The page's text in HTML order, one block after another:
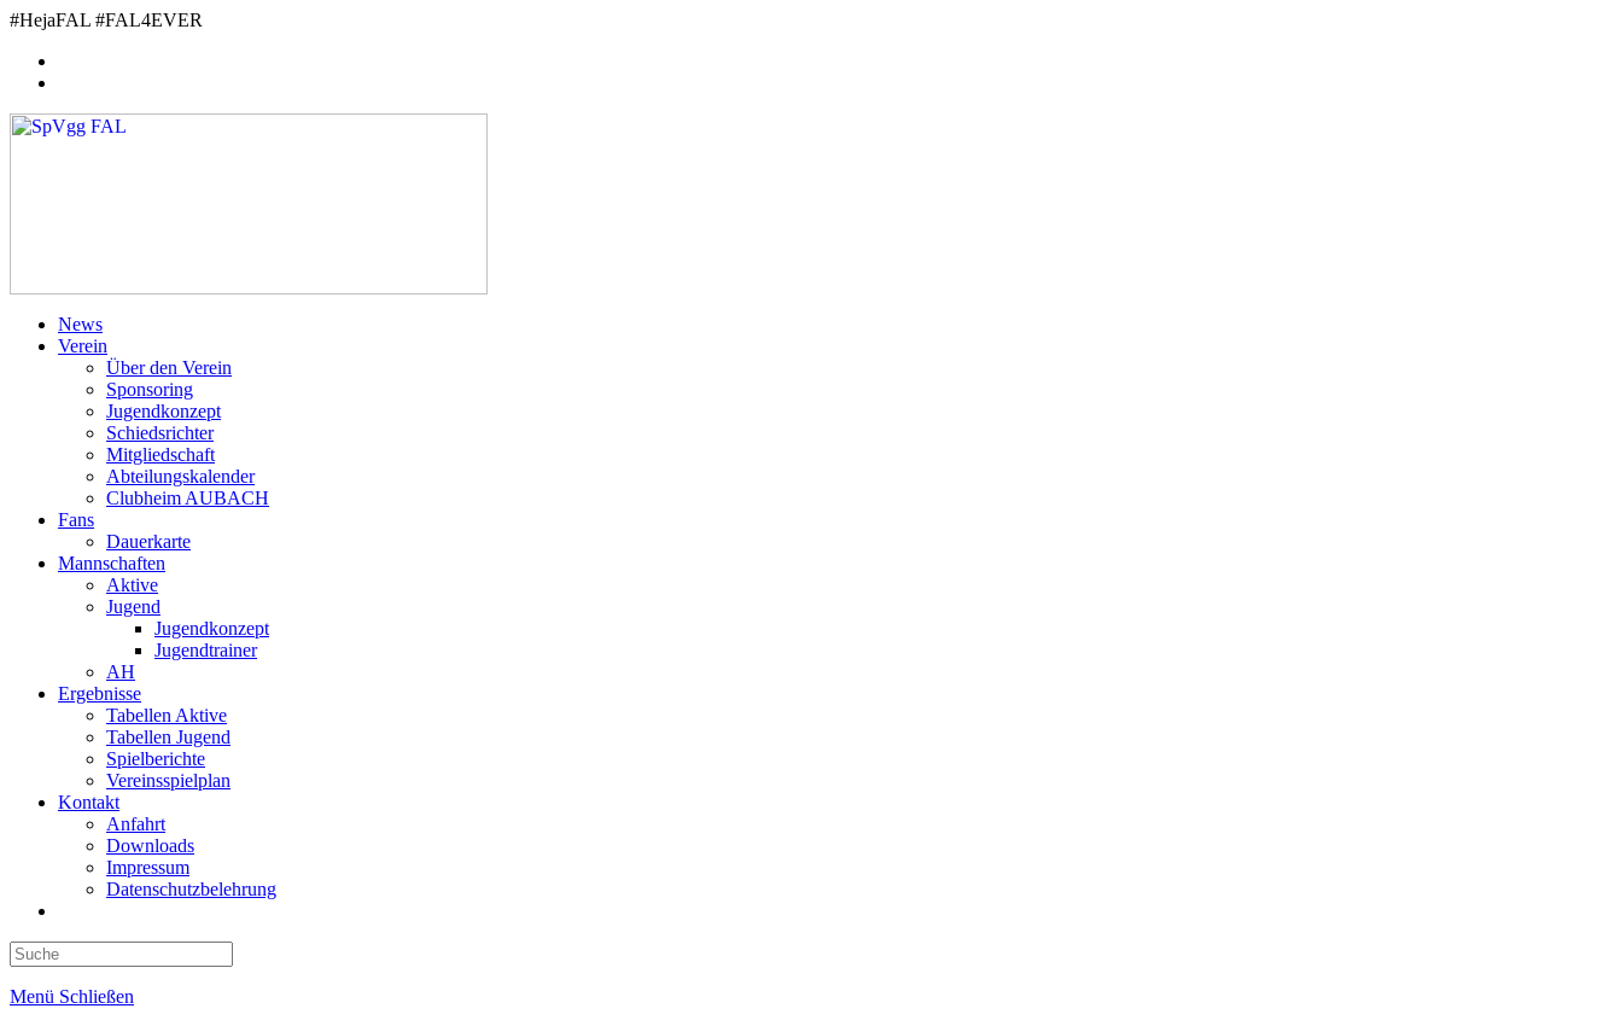
Zum
springen
#HejaFAL #FAL4EVER
News
Verein
Über den Verein
Sponsoring
Jugendkonzept
Schiedsrichter
Mitgliedschaft
Abteilungskalender
Clubheim AUBACH
Fans
Dauerkarte
Mannschaften
Aktive
Jugend
Jugendkonzept
Jugendtrainer
AH
Ergebnisse
Tabellen Aktive
Tabellen Jugend
Spielberichte
Vereinsspielplan
Kontakt
Anfahrt
Downloads
Impressum
Datenschutzbelehrung
search
Menü Schließen